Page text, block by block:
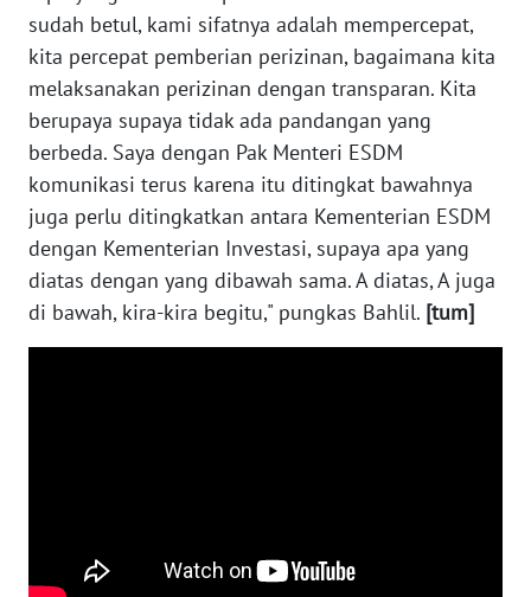
sudah betul, kami sifatnya adalah mempercepat,
kita percepat pemberian perizinan, bagaimana kita
melaksanakan perizinan dengan transparan. Kita
berupaya supaya tidak ada pandangan yang
berbeda. Saya dengan Pak Menteri ESDM
komunikasi terus karena itu ditingkat bawahnya
juga perlu ditingkatkan antara Kementerian ESDM
dengan Kementerian Investasi, supaya apa yang
diatas dengan yang dibawah sama. A diatas, A juga
di bawah, kira-kira begitu," pungkas Bahlil. [tum]
JATENG
WN
JOGJA
WN
JATIM
WN